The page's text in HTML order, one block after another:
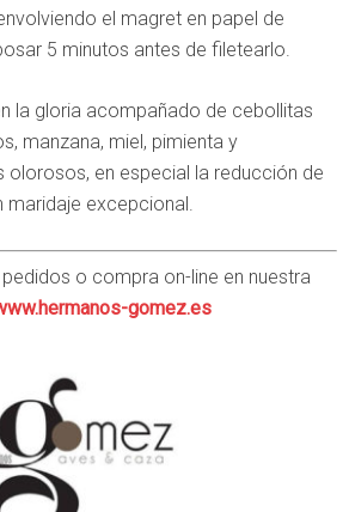
el magret en papel de
5 minutos antes de filetearlo.
la gloria acompañado de cebollitas
manzana, miel, pimienta y
olorosos, en especial la reducción de
maridaje excepcional.
o compra on-line en nuestra
gomez.es